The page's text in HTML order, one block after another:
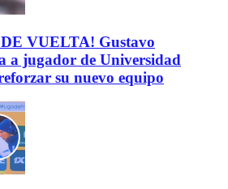
VUELTA! Gustavo
a jugador de Universidad
su nuevo equipo